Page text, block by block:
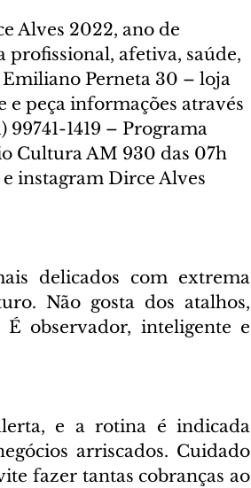
Alves 2022, ano de
profissional, afetiva, saúde,
Perneta 30 – loja
e peça informações através
99741-1419 – Programa
Cultura AM 930 das 07h
instagram Dirce Alves
delicados com extrema
Não gosta dos atalhos,
observador, inteligente e
e a rotina é indicada
arriscados. Cuidado
fazer tantas cobranças ao